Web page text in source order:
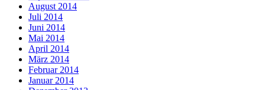
August 2014
Juli 2014
Juni 2014
Mai 2014
April 2014
März 2014
Februar 2014
Januar 2014